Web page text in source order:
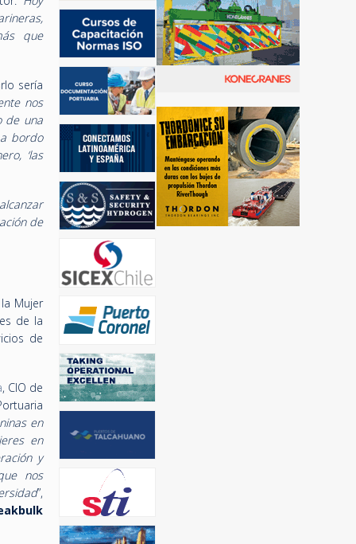
que
sería
nos
de una
bordo
‘las
de
Mujer
de la
de
, CIO de
en
en
y
nos
”,